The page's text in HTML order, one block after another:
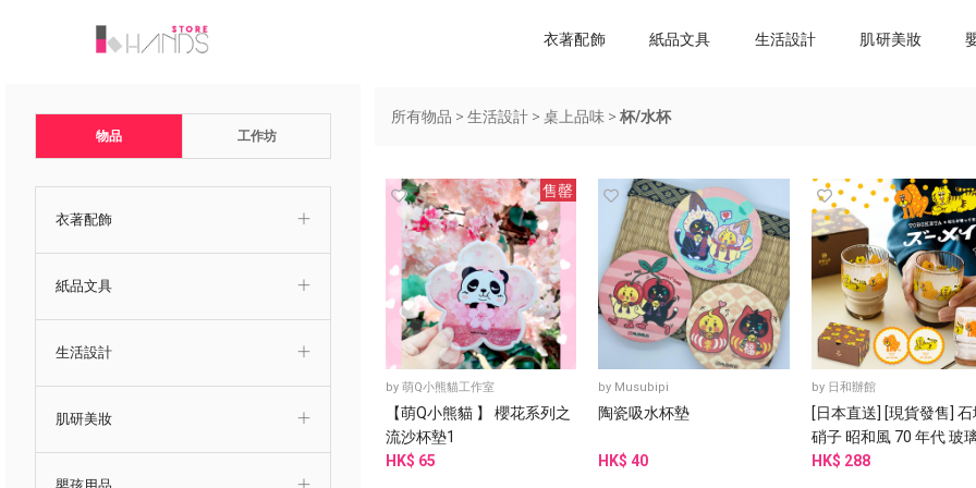
衣著配飾 紙品文具 生活設計 肌研美妝
物品 工作坊
衣著配飾
紙品文具
生活設計
肌研美妝
所有物品 > 生活設計> 桌上品味 > 杯/水杯
售罄
by 萌Q小熊貓工作室
【萌Q小熊貓 】 櫻花系列之
流沙杯墊1
HK$ 65
by Musubipi
陶瓷吸水杯墊
HK$ 40
by 日和辦館
[日本直送] [現貨發售] 石
硝子 昭和風 70 年代 玻
精美套裝 一套兩隻
HK$ 288